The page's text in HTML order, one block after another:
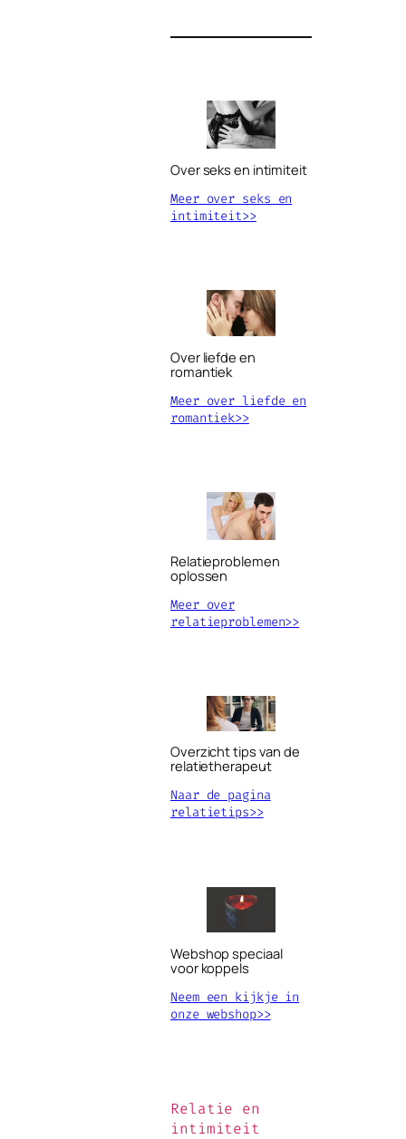
Over seks en intimiteit
Meer over seks en
intimiteit>>
Over liefde en
romantiek
Meer over liefde en
romantiek>>
Relatieproblemen
oplossen
Meer over
relatieproblemen>>
Overzicht tips van de
relatietherapeut
Naar de pagina
relatietips>>
Webshop speciaal
voor koppels
Neem een kijkje in
onze webshop>>
Relatie en
intimiteit